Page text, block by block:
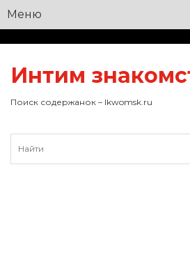
Меню
Интим
Поиск содержанок – lkwomsk.ru